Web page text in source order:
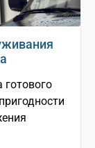
готового